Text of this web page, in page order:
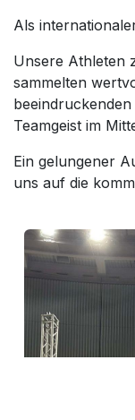
Als
Unsere Athleten
sammelten
Teamgeist im
Ein gelungener
uns auf die